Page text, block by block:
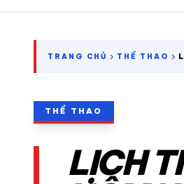
THỂ THAO
TRANG CHỦ chevron_right THỂ THAO chevron_right
THỂ THAO
LỊCH